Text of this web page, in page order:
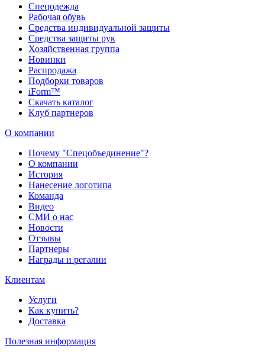
Спецодежда
Рабочая обувь
Средства индивидуальной защиты
Средства защиты рук
Хозяйственная группа
Новинки
Распродажа
Подборки товаров
iForm™
Скачать каталог
Клуб партнеров
О компании
Почему "Спецобъединение"?
О компании
История
Нанесение логотипа
Команда
Видео
СМИ о нас
Новости
Отзывы
Партнеры
Награды и регалии
Клиентам
Услуги
Как купить?
Доставка
Полезная информация